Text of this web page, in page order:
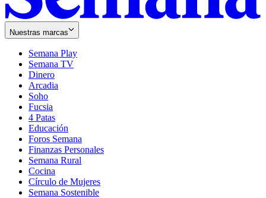
Nuestras marcas
Semana Play
Semana TV
Dinero
Arcadia
Soho
in
new
window
Fucsia
in
new
window
4 Patas
Educación
Foros Semana
Finanzas Personales
Semana Rural
Cocina
Círculo de Mujeres
Semana Sostenible